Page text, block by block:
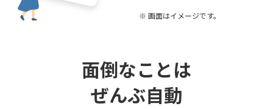
※ 画面はイメージです。
面倒なことは
ぜんぶ自動